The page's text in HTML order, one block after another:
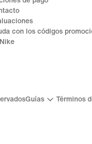
con los códigos
Guías Términos